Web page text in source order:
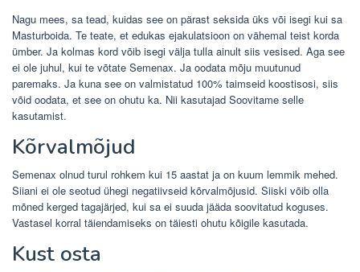
Nagu mees, sa tead, kuidas see on pärast seksida üks või isegi kui sa
Masturboida. Te teate, et edukas ejakulatsioon on vähemal teist korda
ümber. Ja kolmas kord võib isegi välja tulla ainult siis vesised. Aga see
ei ole juhul, kui te võtate Semenax. Ja oodata mõju muutunud
paremaks. Ja kuna see on valmistatud 100% taimseid koostisosi, siis
võid oodata, et see on ohutu ka. Nii kasutajad Soovitame selle
kasutamist.
Kõrvalmõjud
Semenax olnud turul rohkem kui 15 aastat ja on kuum lemmik mehed.
Siiani ei ole seotud ühegi negatiivseid kõrvalmõjusid. Siiski võib olla
mõned kerged tagajärjed, kui sa ei suuda jääda soovitatud koguses.
Vastasel korral täiendamiseks on täiesti ohutu kõigile kasutada.
Kust osta